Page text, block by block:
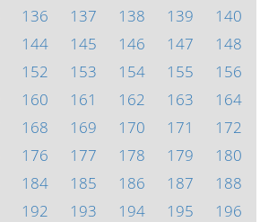
136 137 138 139
140
144 145 146 147
148
152 153 154 155
156
160 161 162 163
164
168 169 170 171
172
176 177 178 179
180
184 185 186 187
188
192 193 194 195
196